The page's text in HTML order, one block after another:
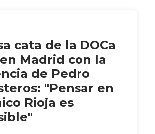
cata de la DOCa
Madrid con la
de Pedro
"Pensar en
Rioja es